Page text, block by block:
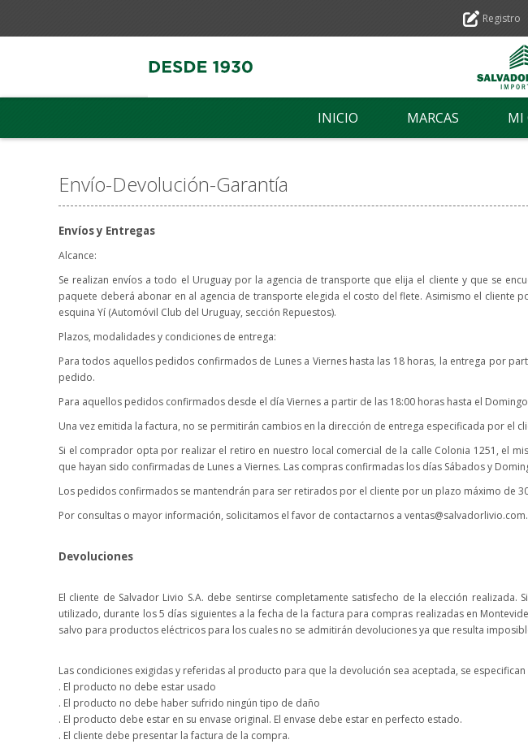
Registro
INICIO MARCAS MI
Envío-Devolución-Garantía
Envíos y Entregas
Alcance:
Se realizan envíos a todo el Uruguay por la agencia de transporte que elija el cliente y que se
paquete deberá abonar en al agencia de transporte elegida el costo del flete. Asimismo el
esquina Yí (Automóvil Club del Uruguay, sección Repuestos).
Plazos, modalidades y condiciones de entrega:
Para todos aquellos pedidos confirmados de Lunes a Viernes hasta las 18 horas, la entrega por
pedido.
Para aquellos pedidos confirmados desde el día Viernes a partir de las 18:00 horas hasta el
Una vez emitida la factura, no se permitirán cambios en la dirección de entrega especificada por el
Si el comprador opta por realizar el retiro en nuestro local comercial de la calle Colonia 1251, el
que hayan sido confirmadas de Lunes a Viernes. Las compras confirmadas los días Sábados y
Los pedidos confirmados se mantendrán para ser retirados por el cliente por un plazo máximo de
Por consultas o mayor información, solicitamos el favor de contactarnos a
Devoluciones
El cliente de Salvador Livio S.A. debe sentirse completamente satisfecho de la elección
utilizado, durante los 5 días siguientes a la fecha de la factura para compras realizadas en
salvo para productos eléctricos para los cuales no se admitirán devoluciones ya que resulta
Las condiciones exigidas y referidas al producto para que la devolución sea aceptada, se
. El producto no debe estar usado
. El producto no debe haber sufrido ningún tipo de daño
. El producto debe estar en su envase original. El envase debe estar en perfecto estado.
. El cliente debe presentar la factura de la compra.